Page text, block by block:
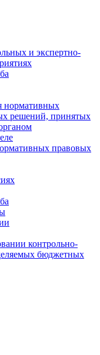
и экспертно-
нормативных
решений, принятых
правовых
контрольно-
бюджетных